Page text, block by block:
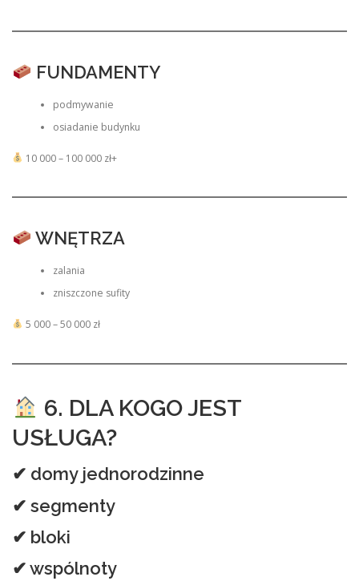
FUNDAMENTY
podmywanie
osiadanie budynku
10 000 – 100 000 zł+
WNĘTRZA
zalania
zniszczone sufity
5 000 – 50 000 zł
6. DLA KOGO JEST
USŁUGA?
✔ domy jednorodzinne
✔ segmenty
✔ bloki
✔ wspólnoty